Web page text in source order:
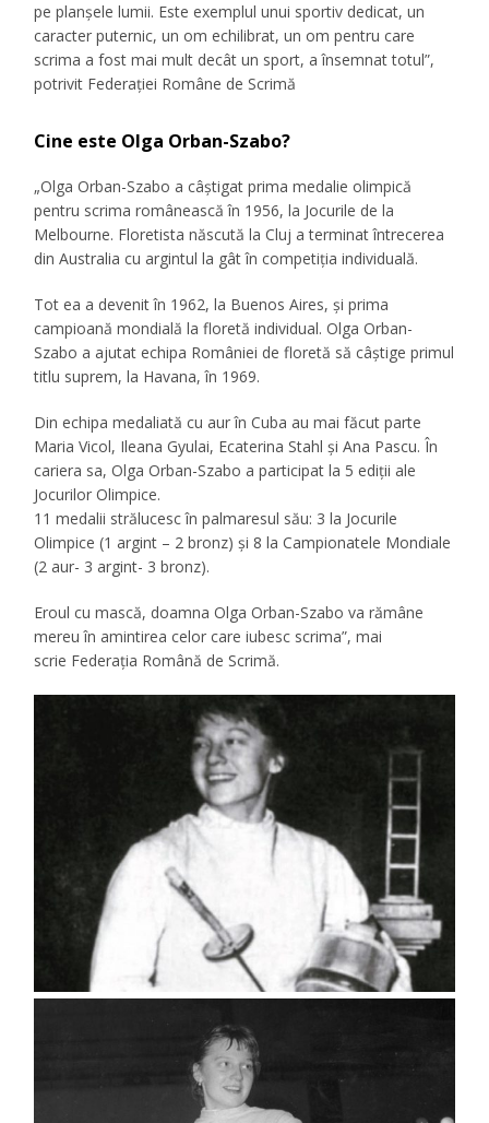
pe planșele lumii. Este exemplul unui sportiv dedicat, un
caracter puternic, un om echilibrat, un om pentru care
scrima a fost mai mult decât un sport, a însemnat totul”,
potrivit Federației Române de Scrimă
Cine este Olga Orban-Szabo?
„Olga Orban-Szabo a câștigat prima medalie olimpică
pentru scrima românească în 1956, la Jocurile de la
Melbourne. Floretista născută la Cluj a terminat întrecerea
din Australia cu argintul la gât în competiția individuală.
Tot ea a devenit în 1962, la Buenos Aires, și prima
campioană mondială la floretă individual. Olga Orban-
Szabo a ajutat echipa României de floretă să câștige primul
titlu suprem, la Havana, în 1969.
Din echipa medaliată cu aur în Cuba au mai făcut parte
Maria Vicol, Ileana Gyulai, Ecaterina Stahl și Ana Pascu. În
cariera sa, Olga Orban-Szabo a participat la 5 ediții ale
Jocurilor Olimpice.
11 medalii strălucesc în palmaresul său: 3 la Jocurile
Olimpice (1 argint – 2 bronz) și 8 la Campionatele Mondiale
(2 aur- 3 argint- 3 bronz).
Eroul cu mască, doamna Olga Orban-Szabo va rămâne
mereu în amintirea celor care iubesc scrima”, mai
scrie Federația Română de Scrimă.